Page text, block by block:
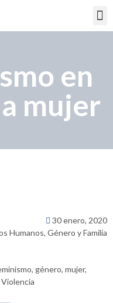
en
mujer
30 enero, 2020
Humanos, Género y Familia
, género, mujer,
Violencia